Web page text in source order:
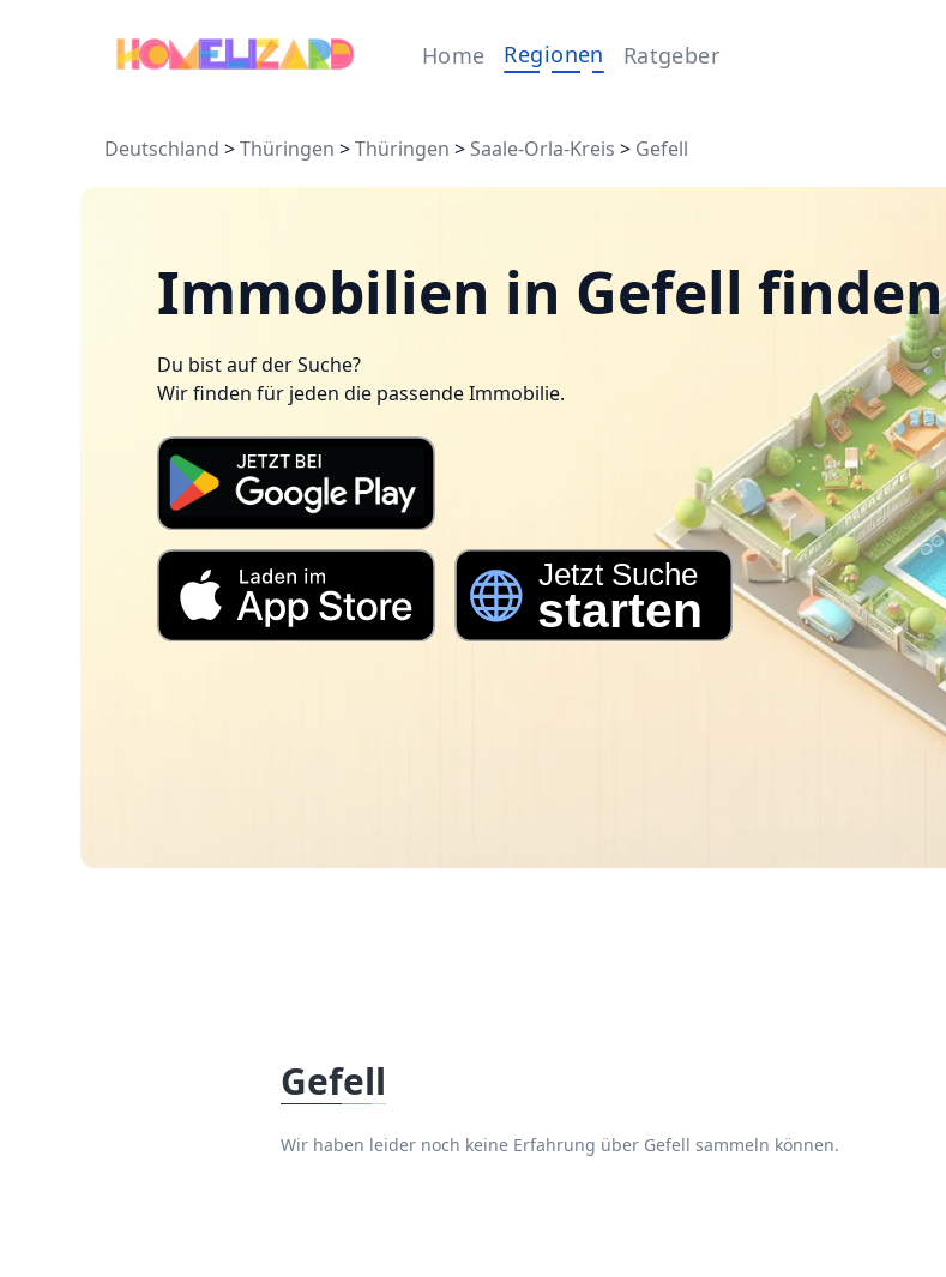
Home Regionen Ratgeber
Deutschland >Thüringen >Thüringen > Saale-Orla-Kreis > Gefell
Immobilien in Gefell finden
Du bist auf der Suche?
Wir finden für jeden die passende Immobilie.
Gefell
Wir haben leider noch keine Erfahrung über Gefell sammeln können.